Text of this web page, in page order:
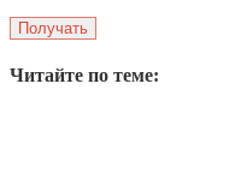
Читайте по теме: